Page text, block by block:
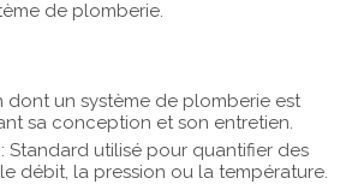
de plomberie.
dont un système de plomberie est
sa conception et son entretien.
: Standard utilisé pour quantifier des
débit, la pression ou la température.